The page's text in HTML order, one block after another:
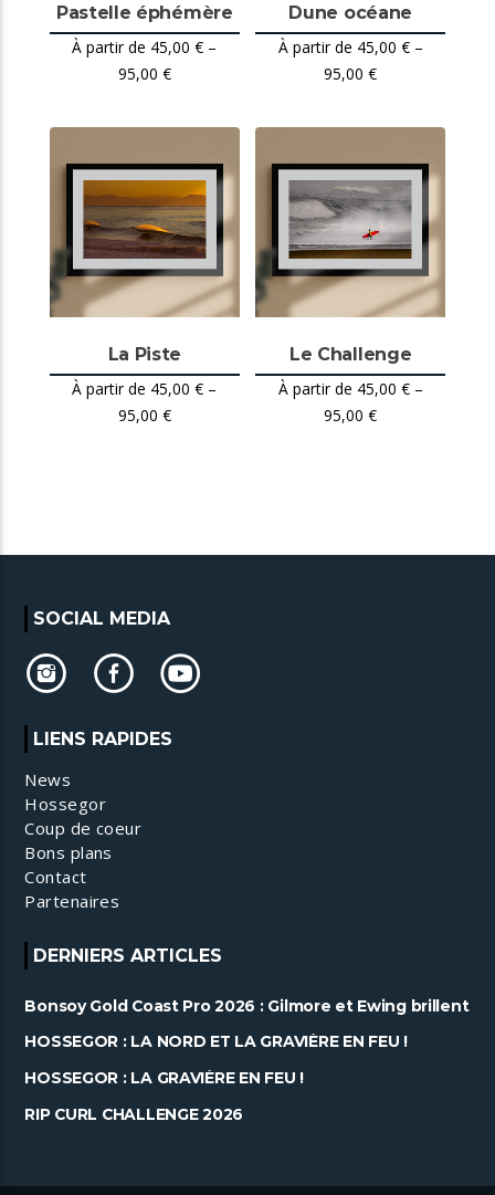
Pastelle éphémère
45,00€ –
95,00 €
Dune océane
45,00 €–
95,00€
La Piste
45,00€ –
95,00 €
Le Challenge
45,00 €–
95,00€
SOCIAL MEDIA
LIENS RAPIDES
News
Hossegor
Coup de coeur
Bons plans
Contact
Partenaires
DERNIERS ARTICLES
Bonsoy Gold Coast Pro 2026 : Gilmore et Ewing brillent
HOSSEGOR : LA NORD ET LA GRAVIÈRE EN FEU !
HOSSEGOR : LA GRAVIÈRE EN FEU !
RIP CURL CHALLENGE 2026